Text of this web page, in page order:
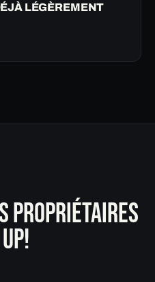
LÉGÈREMENT
PROPRIÉTAIRES